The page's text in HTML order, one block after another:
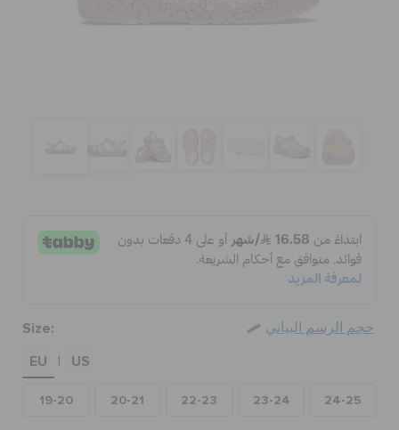
كروكس لمكان العمل
تسجيل الدخول / اشتراك
قائمة الامنيات
Size:
EU
| US
19-20 20-21 22-23 23-24 24-25
حجم الرسم البياني